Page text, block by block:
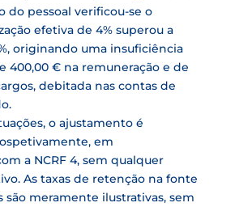
do pessoal verificou-se o
efetiva de 4% superou a
originando uma insuficiência
400,00 € na remuneração e de
debitada nas contas de
o ajustamento é
em
a NCRF 4, sem qualquer
As taxas de retenção na fonte
são meramente ilustrativas, sem